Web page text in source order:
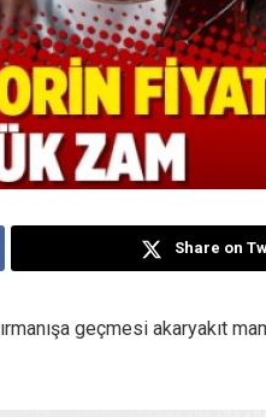
Share on
geçmesi akaryakıt